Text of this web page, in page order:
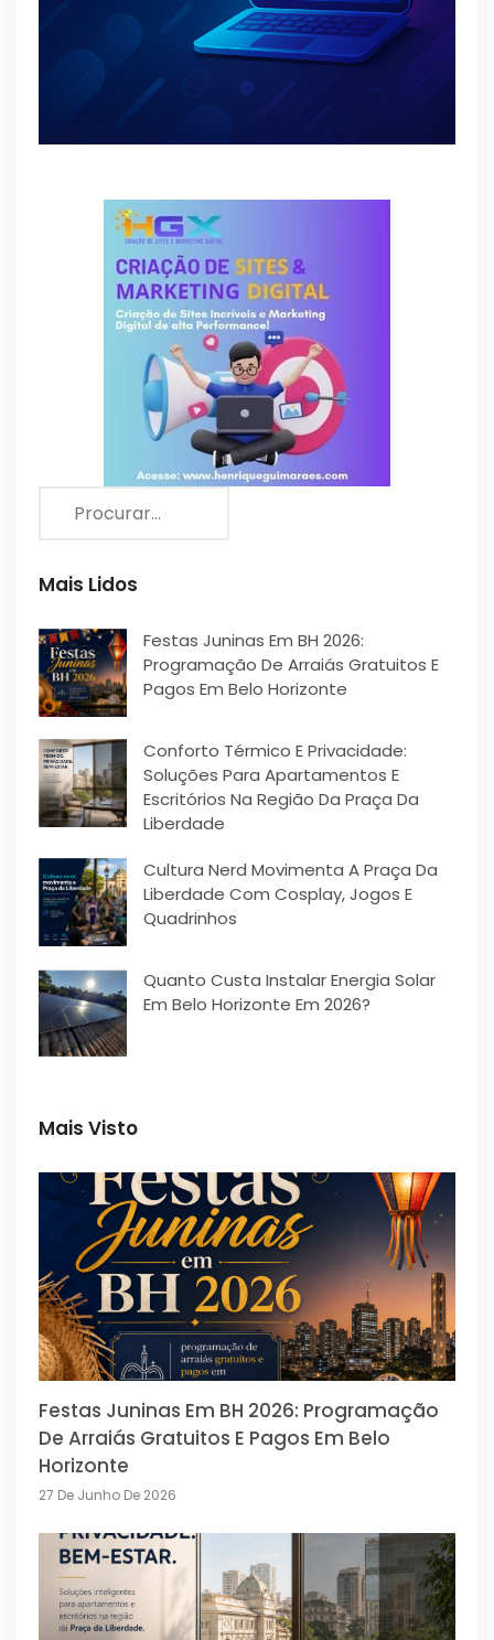
Mais Lidos
Festas Juninas Em BH 2026:
Programação De Arraiás Gratuitos E
Pagos Em Belo Horizonte
Conforto Térmico E Privacidade:
Soluções Para Apartamentos E
Escritórios Na Região Da Praça Da
Liberdade
Cultura Nerd Movimenta A Praça Da
Liberdade Com Cosplay, Jogos E
Quadrinhos
Quanto Custa Instalar Energia Solar
Em Belo Horizonte Em 2026?
Mais Visto
Festas Juninas Em BH 2026: Programação
De Arraiás Gratuitos E Pagos Em Belo
Horizonte
27 De Junho De 2026